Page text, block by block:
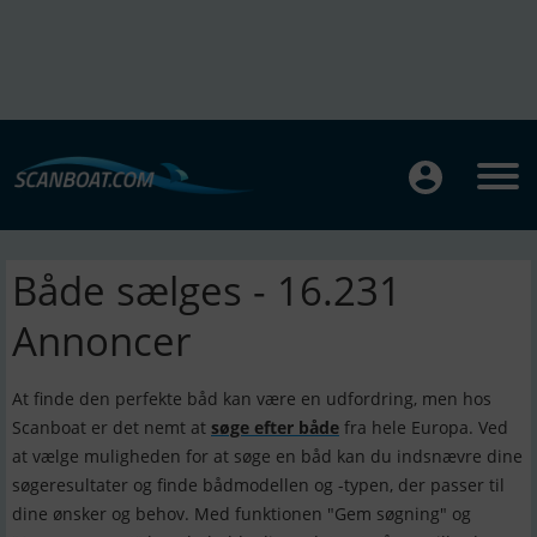
Både sælges - 16.231
Annoncer
At finde den perfekte båd kan være en udfordring, men hos
Scanboat er det nemt at søge efter både fra hele Europa. Ved
at vælge muligheden for at søge en båd kan du indsnævre dine
søgeresultater og finde bådmodellen og -typen, der passer til
dine ønsker og behov. Med funktionen "Gem søgning" og